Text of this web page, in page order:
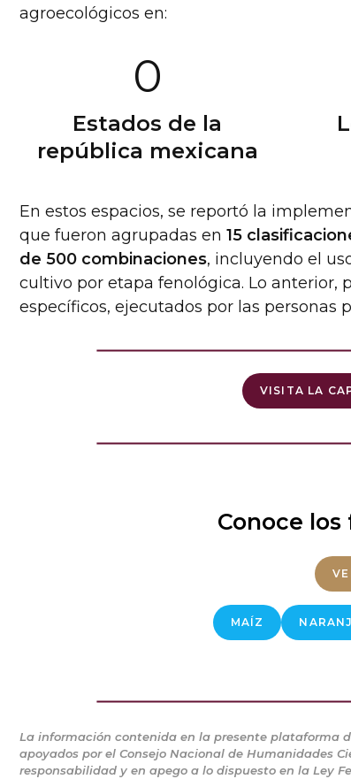
agroecológicos en:
0
Estados de la
república mexicana
En estos espacios, se reportó la
que fueron agrupadas en 15
de 500 combinaciones, incluyendo el
cultivo por etapa fenológica. Lo anterior,
específicos, ejecutados por las personas
VISITA LA
Conoce
MAÍZ
La información contenida en la presente plataforma
apoyados por el Consejo Nacional de Humanidades
responsabilidad y en apego a lo dispuesto en la Ley